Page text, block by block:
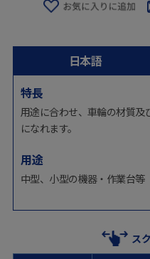
日本語
特長
用途に合わせ、車輪の材質及
になれます。
用途
中型、小型の機器・作業台等
ス